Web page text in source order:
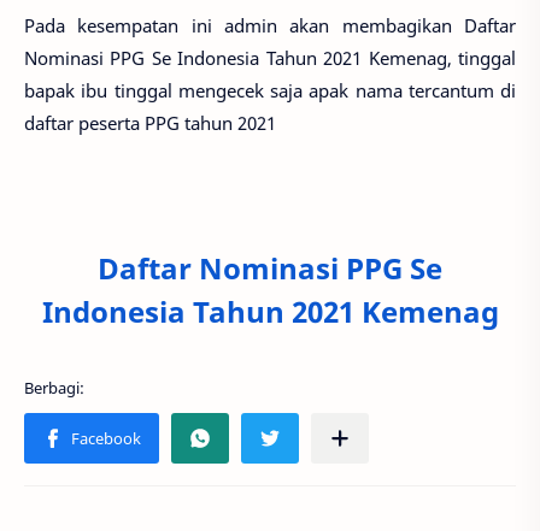
Pada kesempatan ini admin akan membagikan Daftar
Nominasi PPG Se Indonesia Tahun 2021 Kemenag, tinggal
bapak ibu tinggal mengecek saja apak nama tercantum di
daftar peserta PPG tahun 2021
Daftar Nominasi PPG Se
Indonesia Tahun 2021 Kemenag